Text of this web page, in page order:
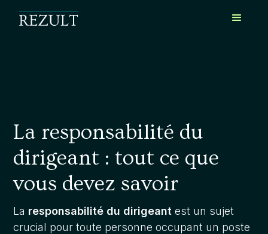
La responsabilité du
dirigeant : tout ce que
vous devez savoir
La responsabilité du dirigeant est un sujet
crucial pour toute personne occupant un poste